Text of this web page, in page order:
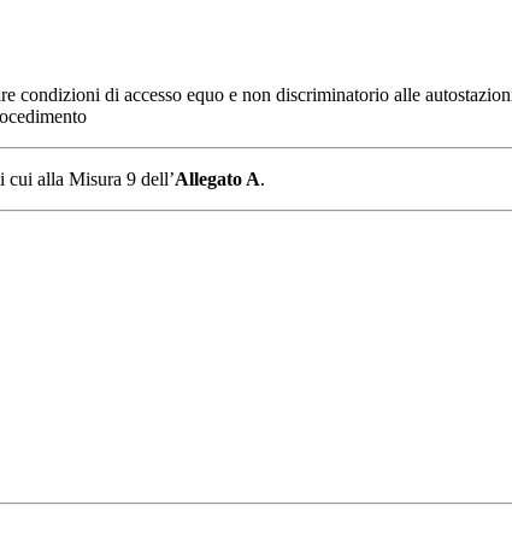
condizioni di accesso equo e non discriminatorio alle
cui alla Misura 9 dell’Allegato A.